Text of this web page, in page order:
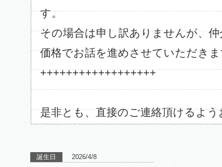
す。
その場合は申し訳ありませんが、
価格でお話を進めさせていただき
++++++++++++++++++
是非とも、直接のご連絡頂けるよ
誕生日 2026/4/8